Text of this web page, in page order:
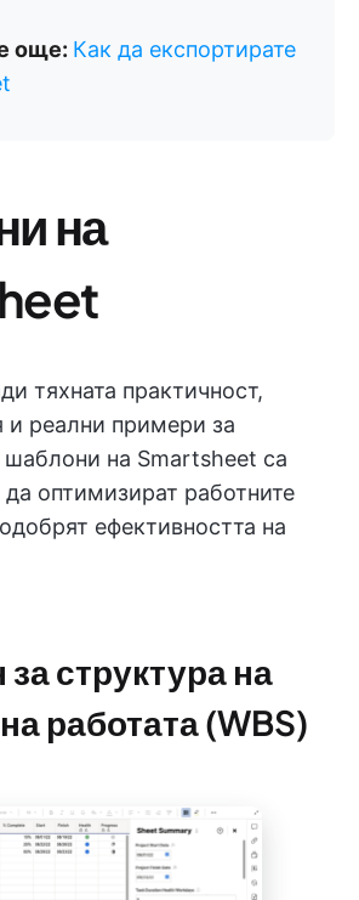
още: Как да експортирате
на
тяхната практичност,
и реални примери за
шаблони на Smartsheet са
да оптимизират работните
ефективността на
структура на
работата (WBS)